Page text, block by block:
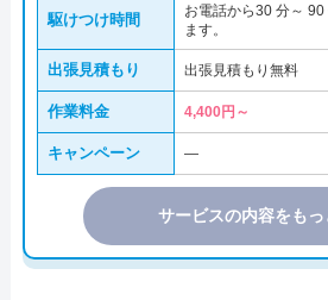
駆けつけ時間
お電話から30 分～
ます。
出張見積もり 出張見積もり無料
作業料金 4,400円～
キャンペーン ―
サービスの内容をもっ